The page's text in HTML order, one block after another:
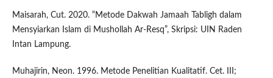
Maisarah, Cut. 2020. “Metode Dakwah Jamaah Tabligh dalam
Mensyiarkan Islam di Mushollah Ar-Resq”, Skripsi: UIN Raden
Intan Lampung.
Muhajirin, Neon. 1996. Metode Penelitian Kualitatif. Cet. III;